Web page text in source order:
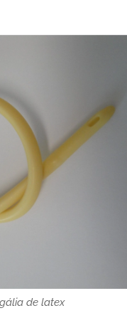
de latex